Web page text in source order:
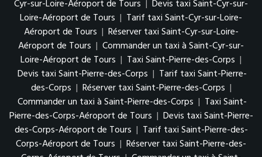
Cyr-sur-Loire-Aéroport de Tours | Devis taxi Saint-Cyr-sur-
Loire-Aéroport de Tours | Tarif taxi Saint-Cyr-sur-Loire-
Aéroport de Tours | Réserver taxi Saint-Cyr-sur-Loire-
Aéroport de Tours | Commander un taxi à Saint-Cyr-sur-
Loire-Aéroport de Tours | Taxi Saint-Pierre-des-Corps |
Devis taxi Saint-Pierre-des-Corps | Tarif taxi Saint-Pierre-
des-Corps | Réserver taxi Saint-Pierre-des-Corps |
Commander un taxi à Saint-Pierre-des-Corps | Taxi Saint-
Pierre-des-Corps-Aéroport de Tours | Devis taxi Saint-Pierre-
des-Corps-Aéroport de Tours | Tarif taxi Saint-Pierre-des-
Corps-Aéroport de Tours | Réserver taxi Saint-Pierre-des-